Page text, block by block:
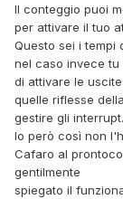
Il conteggio puoi
per attivare il tuo
Questo sei i tempi
nel caso invece
di attivare le
quelle riflesse
gestire gli interrupt.
Io però così non
Cafaro al
gentilmente
spiegato il